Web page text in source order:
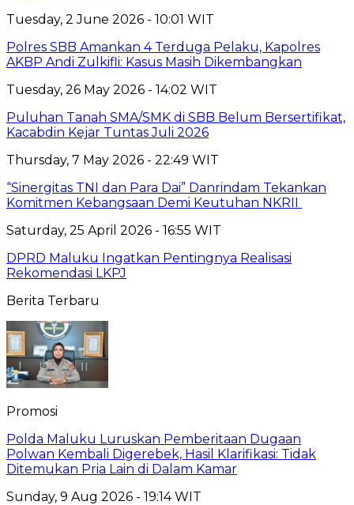
Tuesday, 2 June 2026 - 10:01 WIT
Polres SBB Amankan 4 Terduga Pelaku, Kapolres
AKBP Andi Zulkifli: Kasus Masih Dikembangkan
Tuesday, 26 May 2026 - 14:02 WIT
Puluhan Tanah SMA/SMK di SBB Belum Bersertifikat,
Kacabdin Kejar Tuntas Juli 2026
Thursday, 7 May 2026 - 22:49 WIT
“Sinergitas TNI dan Para Dai” Danrindam Tekankan
Komitmen Kebangsaan Demi Keutuhan NKRII ‎
Saturday, 25 April 2026 - 16:55 WIT
DPRD Maluku Ingatkan Pentingnya Realisasi
Rekomendasi LKPJ
Berita Terbaru
Promosi
Polda Maluku Luruskan Pemberitaan Dugaan
Polwan Kembali Digerebek, Hasil Klarifikasi: Tidak
Ditemukan Pria Lain di Dalam Kamar
Sunday, 9 Aug 2026 - 19:14 WIT